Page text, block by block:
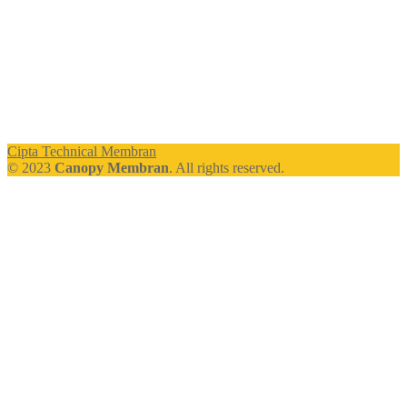
Cipta Technical Membran
© 2023 Canopy Membran. All rights reserved.